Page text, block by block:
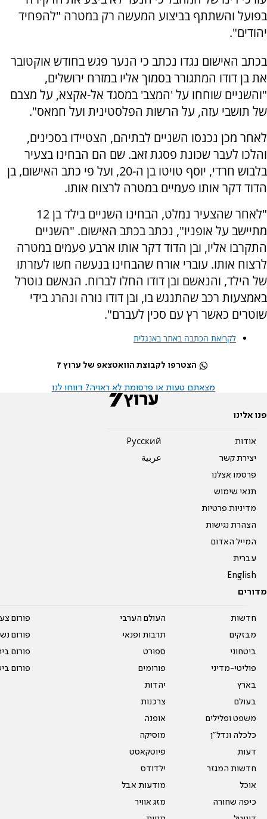
בפועל והשתתף בביצוע המעשה רק במטרה "להפחיד
יהודים".
בכתב האישום נגדו נכתב כי הנער פגש בחודש אוקטובר
את בן דודו המתגורר בסמוך אליו במזרח ירושלים,
"והשניים שוחחו על 'המצב' במסגד אל-אקצא, על מצבם
של תושבי עזה, על הרשות הפלסטינית ועל חמאס".
לאחר מכן נכנסו השניים לבתיהם, הצטיידו בסכינים,
והלכו לעבר שכונת פסגת זאב. שם הם הבחינו בצעיר
בלבוש חרדי, יוסף טויטו בן ה-20, ועל פי כתב האישום, בן
הדוד דקר אותו פעמיים במטרה לרצוח אותו.
"לאחר שהצעיר נמלט, הבחינו השניים בילד בן 12
מתיישב על אופניו", נכתב בכתב האישום. "השניים
התקרבו אליו, ובן הדוד דקר אותו ארבע פעמים במטרה
לרצוח אותו. עוברי אורח שהבחינו בנעשה חשו לעזרתו
של הילד, והנאשם ובן דודו החלו לברוח. הנאשם נוטרל
באמצעות רכב שהתנגש בו, ובן דודו נורה ונהרג בידי
שוטרים כאשר רץ עם סכין לעברם".
לקריאת הכתבה באתר באנגלית
הצטרפו לקבוצת הוואטצאפ של ערוץ 7
מצאתם טעות או פרסומת לא ראויה? דווחו לנו
פנו אלינו
אודות
יצירת קשר
פרסמו אצלנו
תנאי שימוש
מדיניות פרטיות
הצהרת נגישות
המייל האדום
עברית
English
Pусский
عربية
מדורים
חדשות
מבזקים
ביטחוני
פוליטי-מדיני
בארץ
בעולם
משפט ופלילים
כלכלה ונדל"ן
דעות
חדשות המגזר
אוכל
כיפה שחורה
העולם הערבי
תרבות ופנאי
ספורט
פורומים
יהדות
צרכנות
אופנה
מוסיקה
פיוטקאסט
ילדודס
מודעות אבל
מזג אוויר
פורום
פורום
פורום
פורום